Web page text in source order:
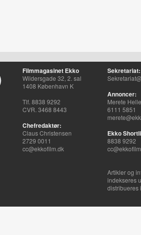
Filmmagasinet Ekko
Wildersgade 32, 2. sal
1408 København K
Tlf. 8838 9292
CVR. 3468 8443
Chefredaktør:
Claus Christensen
2729 0011
cc@ekkofilm.dk
Sekretariat:
Annoncer:
Merete
6111 5851
Ekko
8838 9292
Artikler og
indekseres
distribueres